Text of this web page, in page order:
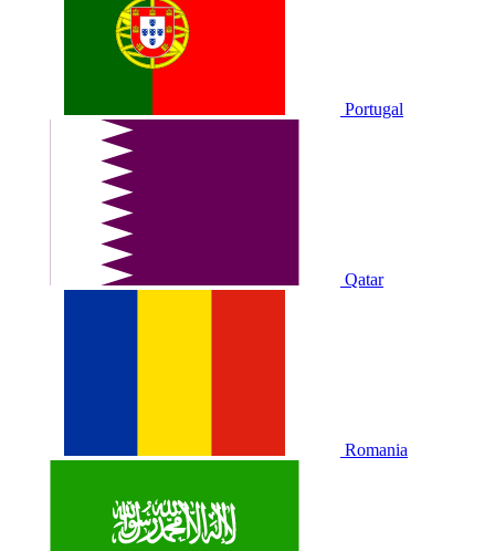
Portugal
Qatar
Romania